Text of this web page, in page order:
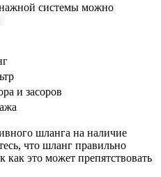
системы можно
и засоров
шланга на наличие
что шланг правильно
как это может препятствовать